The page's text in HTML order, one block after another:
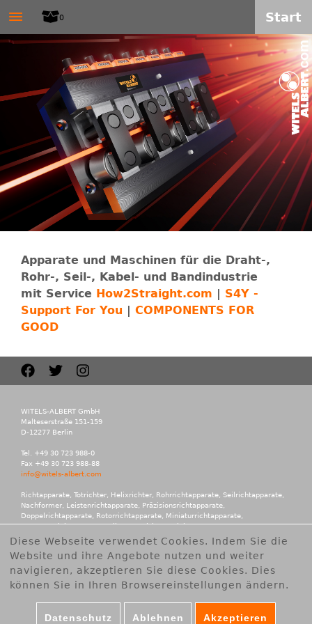
zum
Inhalt
W
I
L
S
-
A
B
E
R
T
G
m
b
H
0
≡ Start
Apparate und Maschinen für die Draht-,
Rohr-, Seil-, Kabel- und Bandindustrie
mit Service How2Straight.com | S4Y -
Support For You | COMPONENTS FOR
GOOD
WITELS-ALBERT GmbH
Malteserstraße 151-159
D-12277 Berlin
Tel. +49 30 723 988-0
Fax +49 30 723 988-88
info@witels-albert.com
Richtapparate, Totrichter, Helixrichter, Rohrrichtapparate, Seilrichtapparate,
Nachformer, Leistenrichtapparate, Präzisionsrichtapparate,
Doppelrichtapparate, Rotorrichtapparate, Miniaturrichtapparate,
Kassettenrichtapparate, Teilautomatisierte, Richtapparate,
Richtrollen, Führungsrollen, Rollenführungen, Führungen, Kalibrierapparate,
Arrondierapparate, Transportrollen, Vorschübe, Anrtiebseinheiten,
Vorformgeräte, Vorformköpfe, Entmanteler, Längenmesseinrichtungen,
Zubehör, Aufbiegemaschinen, Richtmaschinen, Brünieren.
Cookies akzeptieren
Diese Webseite verwendet Cookies. Indem Sie die
Website und ihre Angebote nutzen und weiter
navigieren, akzeptieren Sie diese Cookies. Dies
können Sie in Ihren Browsereinstellungen ändern.
Datenschutz Ablehnen Akzeptieren